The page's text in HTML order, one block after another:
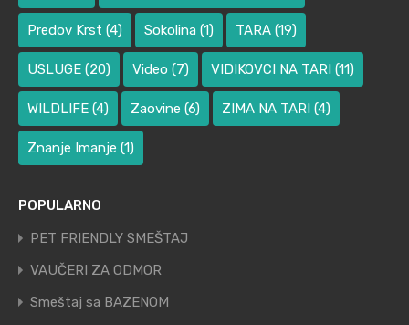
Predov Krst (4) Sokolina (1) TARA (19)
USLUGE (20) Video (7) VIDIKOVCI NA TARI (11)
WILDLIFE (4) Zaovine (6) ZIMA NA TARI (4)
Znanje Imanje (1)
POPULARNO
PET FRIENDLY SMEŠTAJ
VAUČERI ZA ODMOR
Smeštaj sa BAZENOM